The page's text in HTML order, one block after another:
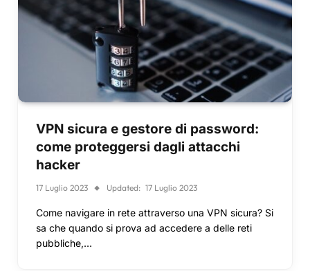
VPN sicura e gestore di password:
come proteggersi dagli attacchi
hacker
17 Luglio 2023 Updated: 17 Luglio 2023
Come navigare in rete attraverso una VPN sicura? Si
sa che quando si prova ad accedere a delle reti
pubbliche,…